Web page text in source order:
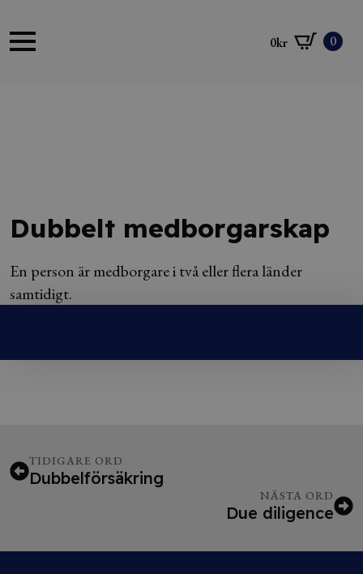
0kr 0
Dubbelt medborgarskap
En person är medborgare i två eller flera länder
samtidigt.
TIDIGARE ORD
Dubbelförsäkring
NÄSTA ORD
Due diligence